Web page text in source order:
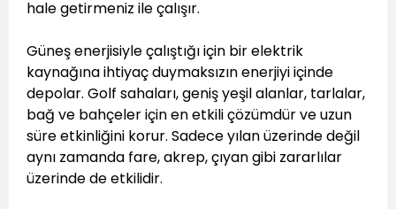
hale getirmeniz ile çalışır.
Güneş enerjisiyle çalıştığı için bir elektrik
kaynağına ihtiyaç duymaksızın enerjiyi içinde
depolar. Golf sahaları, geniş yeşil alanlar, tarlalar,
bağ ve bahçeler için en etkili çözümdür ve uzun
süre etkinliğini korur. Sadece yılan üzerinde değil
aynı zamanda fare, akrep, çıyan gibi zararlılar
üzerinde de etkilidir.